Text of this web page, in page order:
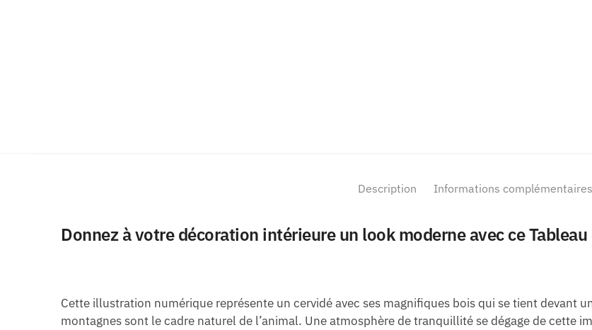
Description Informations complémentaires
Donnez à votre décoration intérieure un look moderne avec ce Tableau
Cette illustration numérique représente un cervidé avec ses magnifiques bois qui se tient devant
montagnes sont le cadre naturel de l’animal. Une atmosphère de tranquillité se dégage de cette